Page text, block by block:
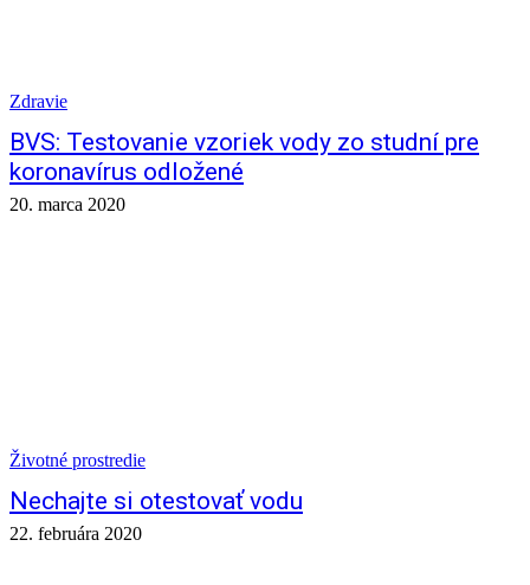
Zdravie
BVS: Testovanie vzoriek vody zo studní pre
koronavírus odložené
20. marca 2020
Životné prostredie
Nechajte si otestovať vodu
22. februára 2020